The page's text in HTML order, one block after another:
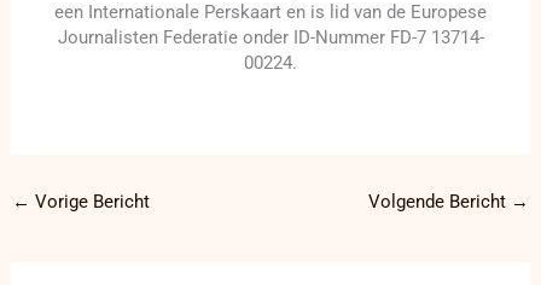
een Internationale Perskaart en is lid van de Europese
Journalisten Federatie onder ID-Nummer FD-7 13714-
00224.
← Vorige Bericht Volgende Bericht →